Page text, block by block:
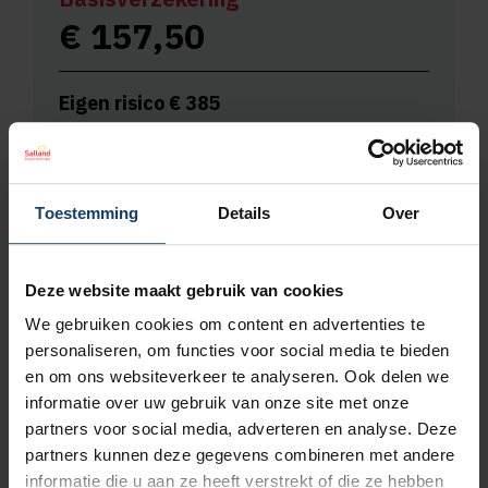
Toestemming Details Over
Deze website maakt gebruik van cookies
We gebruiken cookies om content en advertenties te
personaliseren, om functies voor social media te bieden
en om ons websiteverkeer te analyseren. Ook delen we
informatie over uw gebruik van onze site met onze
partners voor social media, adverteren en analyse. Deze
partners kunnen deze gegevens combineren met andere
informatie die u aan ze heeft verstrekt of die ze hebben
€ 157,50
Eigen risico € 385
Ruime vergoeding voor fysiotherapie
Gebruik je dit jaar niet al je fysiobehandelingen? Neem dan
tot 3 behandelingen mee naar volgend jaar.